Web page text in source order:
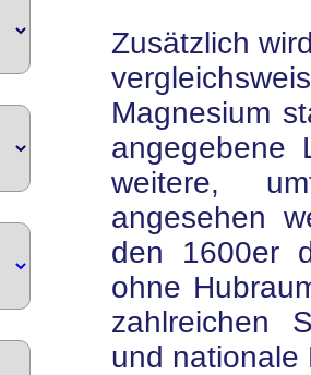
Zusätzlich
Magnesium
angegebene
weitere,
angesehen
den 1600er
ohne
zahlreichen
und nationale